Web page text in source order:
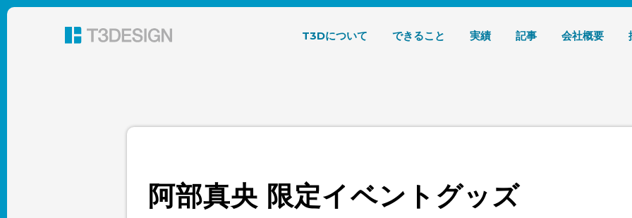
東京都渋谷のパッケージデザイン・グラフィックデザイン 株式会社T3デザイン
T3Dについて できること 実績 記事 会社概要
阿部真央 限定イベントグッズ